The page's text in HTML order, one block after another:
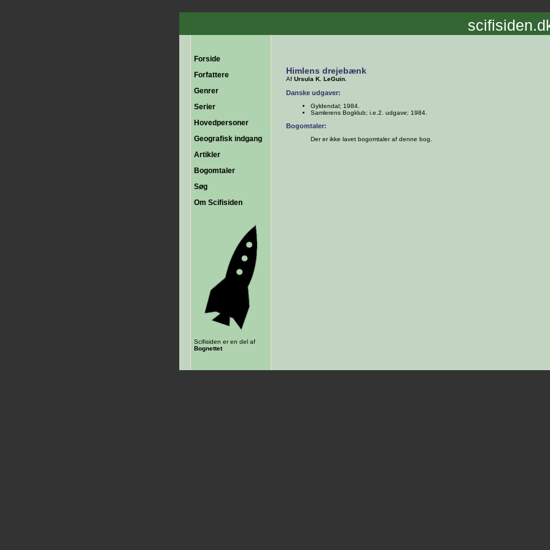
Forside
Forfattere
Genrer
Serier
Hovedpersoner
Geografisk indgang
Artikler
Bogomtaler
Søg
Om Scifisiden
Scifisiden er en del af
Bognettet
Himlens drejebænk
Af Ursula K. LeGuin
Danske udgaver:
Gyldendal; 1984.
Samlerens Bogklub; i.e.2. udgave; 1984.
Bogomtaler:
Der er ikke lavet bogomtaler af denne bog.